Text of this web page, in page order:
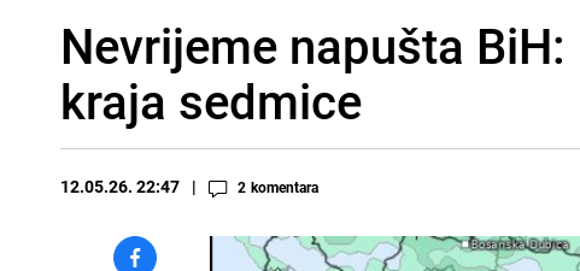
Nevrijeme napušta
kraja sedmice
12.05.26. 22:47 2 komentara